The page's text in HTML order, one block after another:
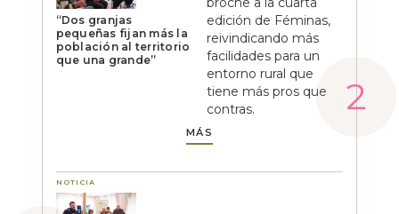
“Dos granjas
pequeñas fijan más la
población al territorio
que una grande”
edición de Féminas,
reivindicando más
facilidades para un
entorno rural que
tiene más pros que
contras.
MÁS
NOTICIA